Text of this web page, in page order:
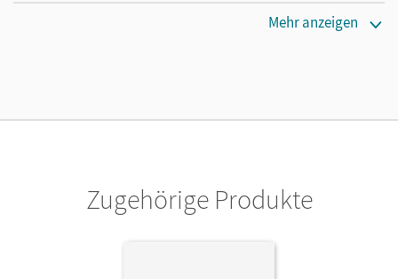
Unterrichtsmanagers solange das Lehrwerk erhältlich ist.
Mehr anzeigen
Zugehörige Produkte